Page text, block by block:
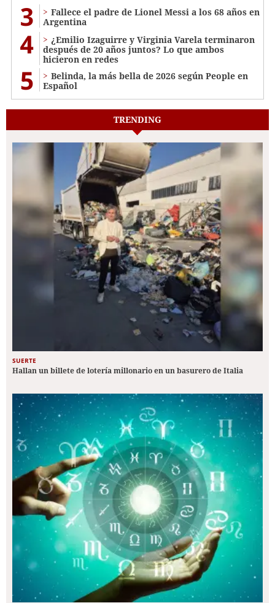
3
Fallece el padre de Lionel Messi a los 68 años en
Argentina
4
¿Emilio Izaguirre y Virginia Varela terminaron
después de 20 años juntos? Lo que ambos
hicieron en redes
5
Belinda, la más bella de 2026 según People en
Español
TRENDING
SUERTE
Hallan un billete de lotería millonario en un basurero de Italia